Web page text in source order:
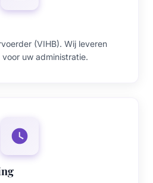
(VIHB). Wij leveren
uw administratie.